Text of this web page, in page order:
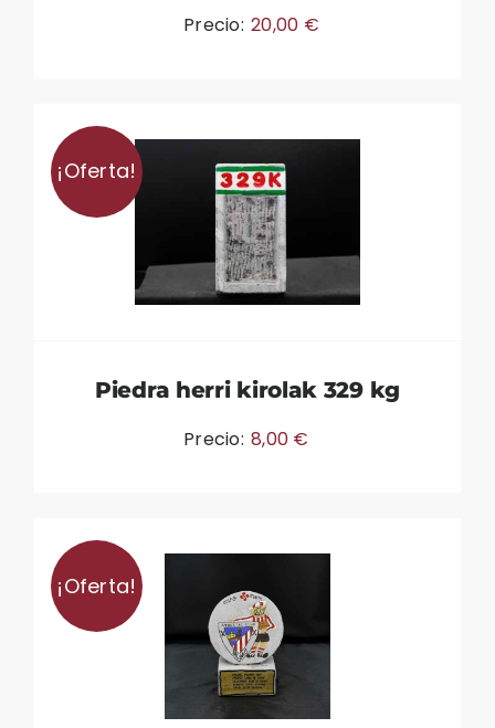
Precio: 20,00 €
¡Oferta!
Piedra herri kirolak 329 kg
Precio: 8,00 €
¡Oferta!